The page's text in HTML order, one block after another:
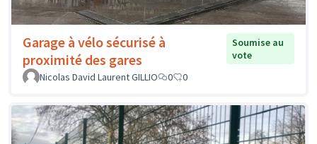
Garage à vélo sécurisé à
proximité des gares
Soumise au
vote
Nicolas David Laurent GILLIO
0 0